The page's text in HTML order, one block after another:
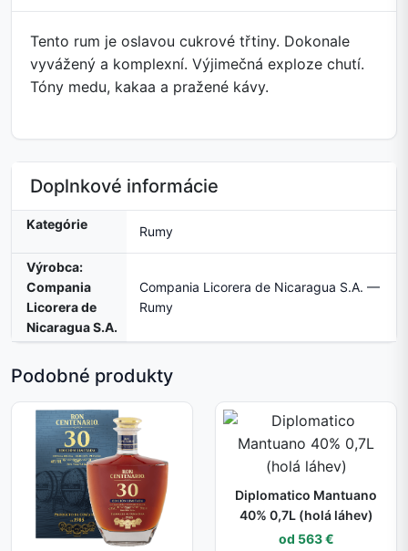
Tento rum je oslavou cukrové třtiny. Dokonale
vyvážený a komplexní. Výjimečná exploze chutí.
Tóny medu, kakaa a pražené kávy.
Doplnkové informácie
Kategórie Rumy
Výrobca:
Compania
Licorera de
Nicaragua S.A.
Compania Licorera de Nicaragua S.A. —
Rumy
Podobné produkty
Diplomatico Mantuano
40% 0,7L (holá láhev)
od 563 €